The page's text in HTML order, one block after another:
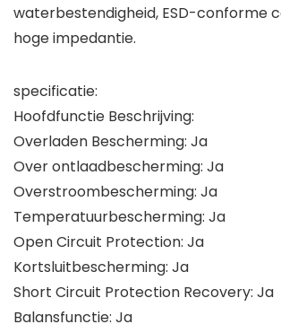
waterbestendigheid, ESD-conforme
hoge impedantie.
specificatie:
Hoofdfunctie Beschrijving:
Overladen Bescherming: Ja
Over ontlaadbescherming: Ja
Overstroombescherming: Ja
Temperatuurbescherming: Ja
Open Circuit Protection: Ja
Kortsluitbescherming: Ja
Short Circuit Protection Recovery: Ja
Balansfunctie: Ja